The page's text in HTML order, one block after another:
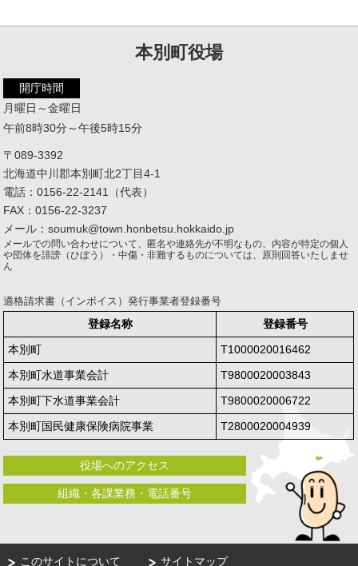
本別町役場
開庁時間
月曜日～金曜日
午前8時30分～午後5時15分
〒089-3392
北海道中川郡本別町北2丁目4-1
電話：0156-22-2141（代表）
FAX：0156-22-3237
メール：soumuk@town.honbetsu.hokkaido.jp
メールでの問い合わせについて、匿名や連絡先が不明なもの、内容が特定の個人
や団体を誹謗（ひぼう）・中傷・非難するものについては、原則回答いたしませ
ん
適格請求書（インボイス）発行事業者登録番号
登録名称
登録番号
本別町
T1000020016462
本別町水道事業会計
T9800020003843
本別町下水道事業会計
T9800020006722
本別町国民健康保険病院事業
T2800020004939
役場へのアクセス
組織・各課業務・電話番号
このサイトについて サイトマップ